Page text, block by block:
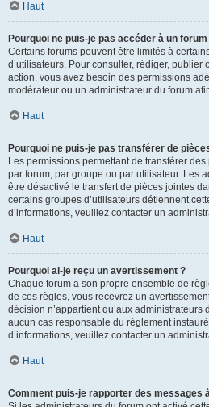
Haut
Pourquoi ne puis-je pas accéder à un forum
Certains forums peuvent être limités à
d’utilisateurs. Pour consulter, rédiger, publier
action, vous avez besoin des permissions
modérateur ou un administrateur du forum
Haut
Pourquoi ne puis-je pas transférer de
Les permissions permettant de transférer
par forum, par groupe ou par utilisateur. Les
être désactivé le transfert de pièces jointes
certains groupes d’utilisateurs détiennent
d’informations, veuillez contacter un
Haut
Pourquoi ai-je reçu un avertissement ?
Chaque forum a son propre ensemble de
de ces règles, vous recevrez un
décision n’appartient qu’aux administrateurs
aucun cas responsable du règlement
d’informations, veuillez contacter un
Haut
Comment puis-je rapporter des messages